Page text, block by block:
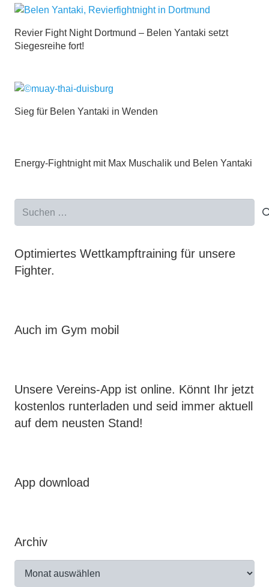
Revier Fight Night Dortmund – Belen Yantaki setzt
Siegesreihe fort!
Sieg für Belen Yantaki in Wenden
Energy-Fightnight mit Max Muschalik und Belen Yantaki
nach:
Optimiertes Wettkampftraining für unsere
Fighter.
Auch im Gym mobil
Unsere Vereins-App ist online. Könnt Ihr jetzt
kostenlos runterladen und seid immer aktuell
auf dem neusten Stand!
App download
Archiv